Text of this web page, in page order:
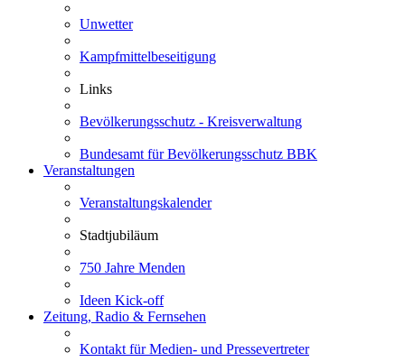
Unwetter
Kampfmittelbeseitigung
Links
Bevölkerungsschutz - Kreisverwaltung
Bundesamt für Bevölkerungsschutz BBK
Veranstaltungen
Veranstaltungskalender
Stadtjubiläum
750 Jahre Menden
Ideen Kick-off
Zeitung, Radio & Fernsehen
Kontakt für Medien- und Pressevertreter